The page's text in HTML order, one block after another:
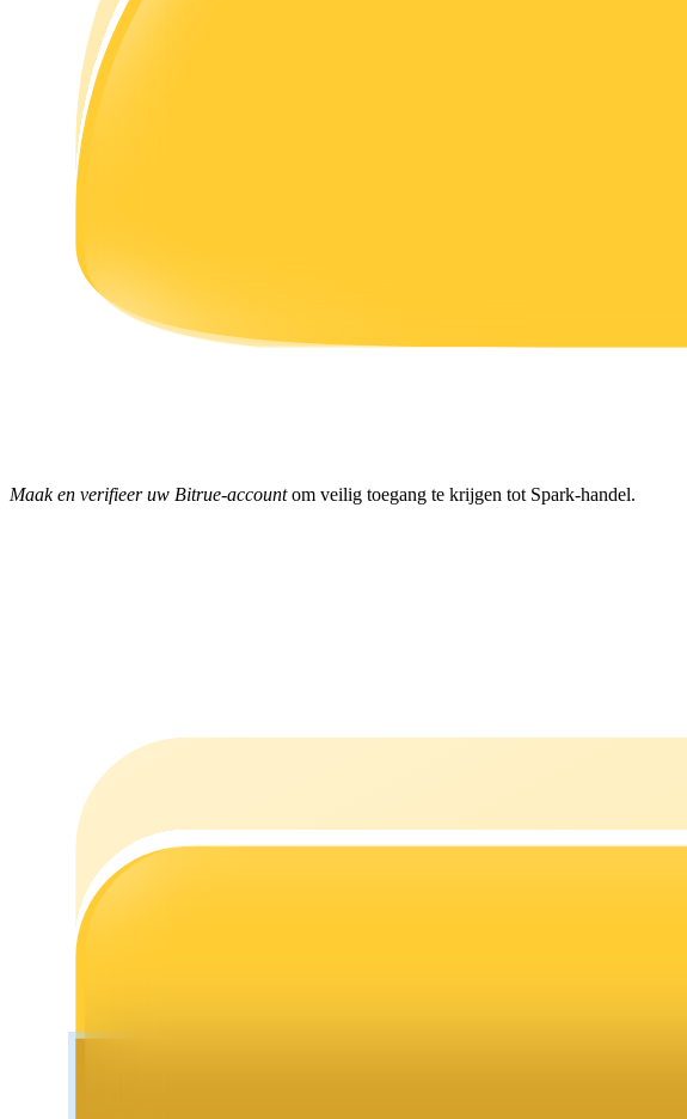
Verdienen
Macht varkentje
Launchpool
Flexibel staken om populaire tokens te verdienen.
Maak en verifieer uw Bitrue-accountom veilig toegang te krijgen tot Spark-handel.